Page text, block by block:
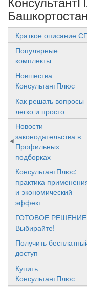
Башкортостан
Краткое описание
Популярные
комплекты
Новшества
КонсультантПлюс
Как решать вопросы
легко и просто
Новости
законодательства в
Профильных
подборках
КонсультантПлюс:
практика
и экономический
эффект
ГОТОВОЕ
Выбирайте!
Получить
доступ
Купить
КонсультантПлюс